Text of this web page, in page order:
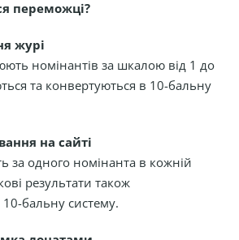
переможці?
журі
номінантів за шкалою від 1 до
та конвертуються в 10-бальну
на сайті
за одного номінанта в кожній
результати також
бальну систему.